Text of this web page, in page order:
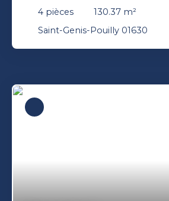
Monnet étage 6/7 Balcon
4 pièces 130.37 m²
Saint-Genis-Pouilly 01630